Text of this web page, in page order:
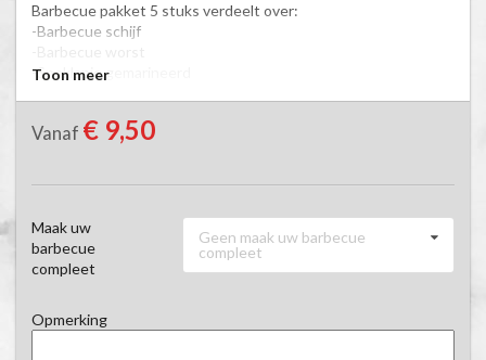
Barbecue pakket 5 stuks verdeelt over:
-Barbecue schijf
-Barbecue worst
-Speklapje gemarineerd
-Shaslick spies
Toon meer
Vanaf € 9,50
Maak uw
barbecue
compleet
Geen maak uw barbecue
compleet
Opmerking